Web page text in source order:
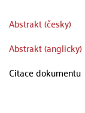
Abstrakt (česky)
Abstrakt (anglicky)
Citace dokumentu